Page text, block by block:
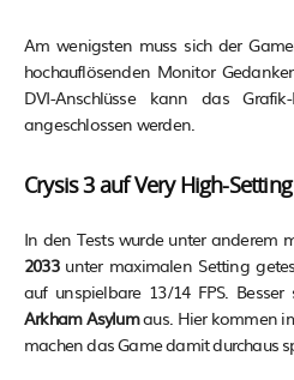
Am wenigsten muss sich der
hochauflösenden Monitor
DVI-Anschlüsse kann das
angeschlossen werden.
Crysis 3 auf Very High-
In den Tests wurde unter anderem
2033unter maximalen Setting
auf unspielbare 13/14 FPS.
Arkham Asylumaus. Hier kommen
machen das Game damit durchaus